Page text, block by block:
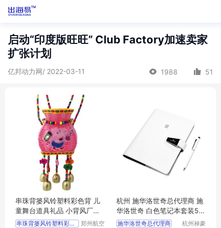
启动“印度版旺旺” Club Factory加速卖家
扩张计划
亿邦动力网/ 2022-03-11 1988 51
串珠背篓风铃塑料彩色背 儿
童舞台道具礼品 小背风厂家
包邮
串珠背篓风铃塑料彩色背篓
郑州航空
杭州 施华洛世奇总代理商 施
华洛世奇 白色笔记本套装55
75063
施华洛世奇总代理商
杭州禄豪